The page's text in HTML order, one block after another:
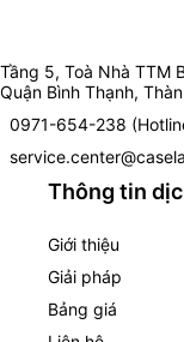
Tầng 5, Toà Nhà TTM
Quận Bình Thạnh,
0971-654-238
Thông tin
Giới thiệu
Giải pháp
Bảng giá